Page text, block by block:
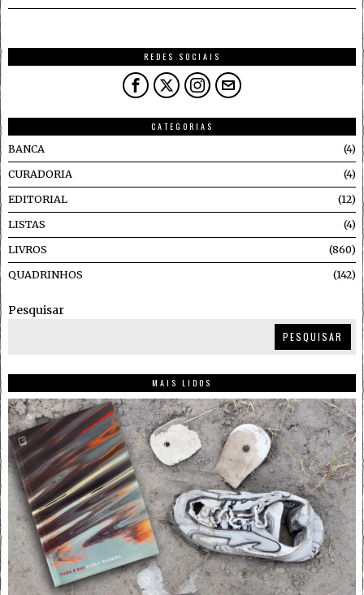
REDES SOCIAIS
CATEGORIAS
BANCA
4
CURADORIA 4
EDITORIAL 12
LISTAS 4
LIVROS 860
QUADRINHOS 142
Pesquisar
PESQUISAR
MAIS LIDOS